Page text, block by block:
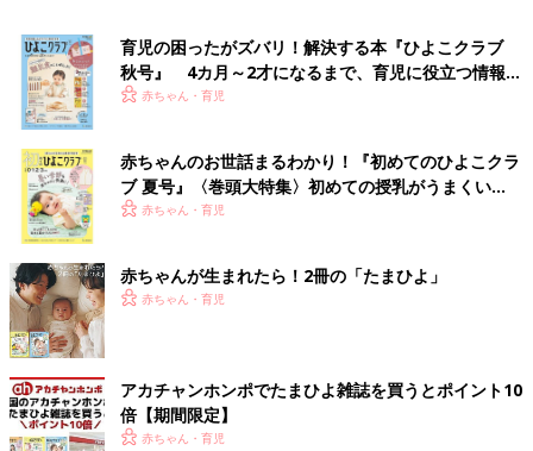
育児の困ったがズバリ！解決する本『ひよこクラブ
秋号』 4カ月～2才になるまで、育児に役立つ情報が
いっぱい！
赤ちゃん・育児
赤ちゃんのお世話まるわかり！『初めてのひよこクラ
ブ 夏号』〈巻頭大特集〉初めての授乳がうまくい
く！ おっぱい・ミルクの基本と夏のトラブル 解決テ
赤ちゃん・育児
赤ちゃんが生まれたら！2冊の「たまひよ」
赤ちゃん・育児
アカチャンホンポでたまひよ雑誌を買うとポイント10
倍【期間限定】
赤ちゃん・育児